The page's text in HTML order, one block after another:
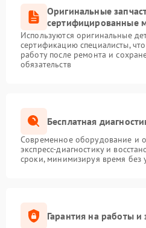
Оригинальные
сертифицированные
Используются оригинальные
сертификацию специалисты,
работу после ремонта и
обязательств
Бесплатная
Современное оборудование и
экспресс-диагностику и
сроки, минимизируя время без
Гарантия на работы и